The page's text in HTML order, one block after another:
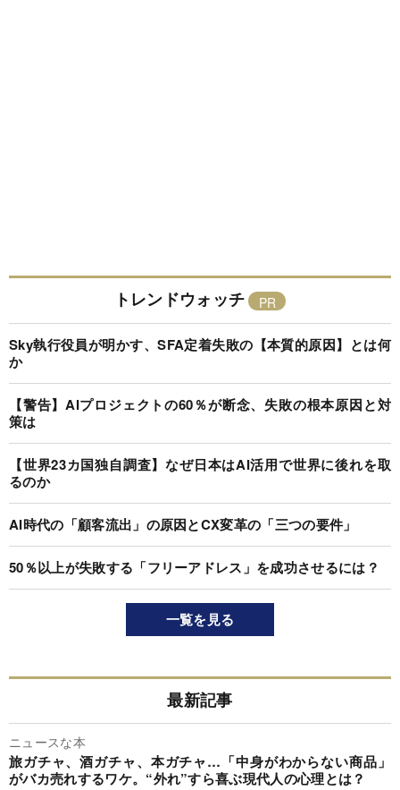
トレンドウォッチ
Sky執行役員が明かす、SFA定着失敗の【本質的原因】とは何
か
【警告】AIプロジェクトの60％が断念、失敗の根本原因と対
策は
【世界23カ国独自調査】なぜ日本はAI活用で世界に後れを取
るのか
AI時代の「顧客流出」の原因とCX変革の「三つの要件」
50％以上が失敗する「フリーアドレス」を成功させるには？
一覧を見る
最新記事
ニュースな本
旅ガチャ、酒ガチャ、本ガチャ…「中身がわからない商品」
がバカ売れするワケ。“外れ”すら喜ぶ現代人の心理とは？